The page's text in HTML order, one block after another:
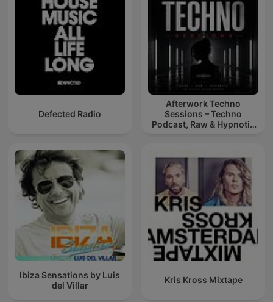
Defected Radio
Afterwork Techno
Sessions – Techno
Podcast, Raw & Hypnotic
Ibiza Sensations by Luis
del Villar
Kris Kross Mixtape